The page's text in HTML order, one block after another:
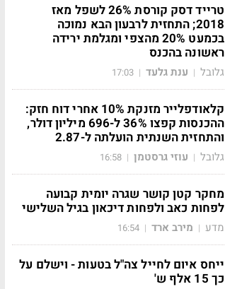
טרייד דסק קורסת 26% לשפל מאז
2018; התחזית לרבעון הבא נמוכה
בכמעט 20% מהצפי ומגלמת ירידה
ראשונה בהכנס
גלובל | ענת גלעד |
17:03
קלאודפלייר מזנקת 10% אחרי דוח חזק:
ההכנסות קפצו 36% ל-696 מיליון דולר,
והתחזית השנתית הועלתה ל-2.87
גלובל | עוזי גרסטמן |
16:58
מחקר קטן קושר שגרה יומית קבועה
לפחות כאב ולפחות דיכאון בגיל השלישי
מדע | מירב ארד |
16:54
ייחס איום לחייל צה"ל בטעות - וישלם על
כך 15 אלף ש'